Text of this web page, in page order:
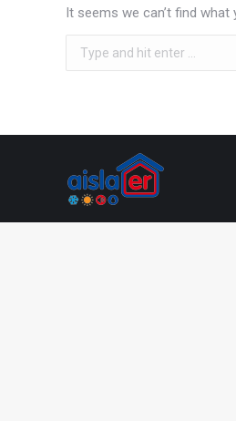
It seems we can’t find what
Search: